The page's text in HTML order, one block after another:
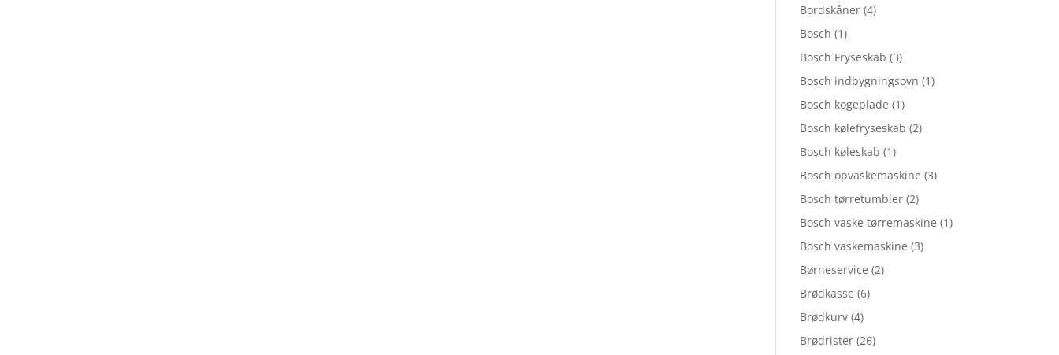
Bordskåner (4)
Bosch (1)
Bosch Fryseskab (3)
Bosch indbygningsovn (1)
Bosch kogeplade (1)
Bosch kølefryseskab (2)
Bosch køleskab (1)
Bosch opvaskemaskine (3)
Bosch tørretumbler (2)
Bosch vaske tørremaskine (1)
Bosch vaskemaskine (3)
Børneservice (2)
Brødkasse (6)
Brødkurv (4)
Brødrister (26)